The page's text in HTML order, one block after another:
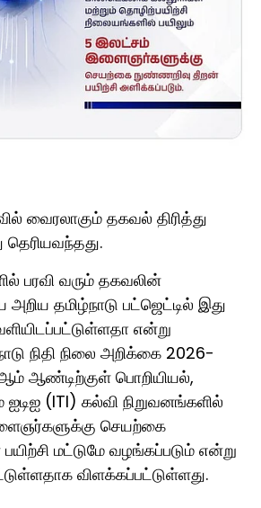
வைரலாகும் தகவல் திரித்து
தெரியவந்தது.
பரவி வரும் தகவலின்
தமிழ்நாடு பட்ஜெட்டில் இது
என்று
நிதி நிலை அறிக்கை 2026-
ஆண்டிற்குள் பொறியியல்,
ஐடிஐ (ITI) கல்வி நிறுவனங்களில்
செயற்கை
மட்டுமே வழங்கப்படும் என்று
விளக்கப்பட்டுள்ளது.